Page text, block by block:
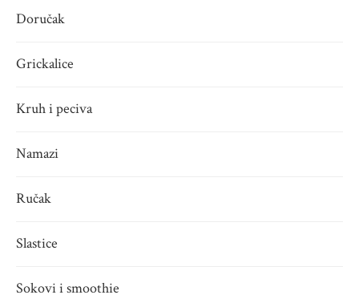
Doručak
Grickalice
Kruh i peciva
Namazi
Ručak
Slastice
Sokovi i smoothie